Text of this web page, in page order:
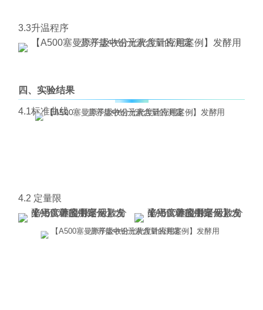
3.3升温程序
四、实验结果
4.1标准曲线
4.2 定量限